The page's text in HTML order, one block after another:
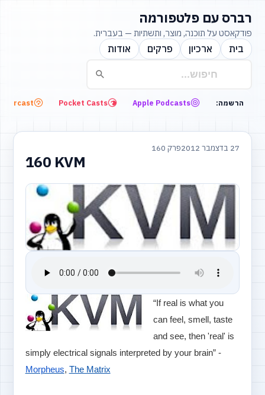
רברס עם פלטפורמה
פודקאסט על תוכנה, מוצר, ותשתיות — בעברית.
בית ארכיון פרקים אודות
הרשמה: Apple Podcasts
Pocket Casts
27 בדצמבר 2012 פרק 160
160 KVM
“If real is what you
can feel, smell, taste
and see, then 'real' is
simply electrical signals interpreted by your brain” -
Morpheus, The Matrix